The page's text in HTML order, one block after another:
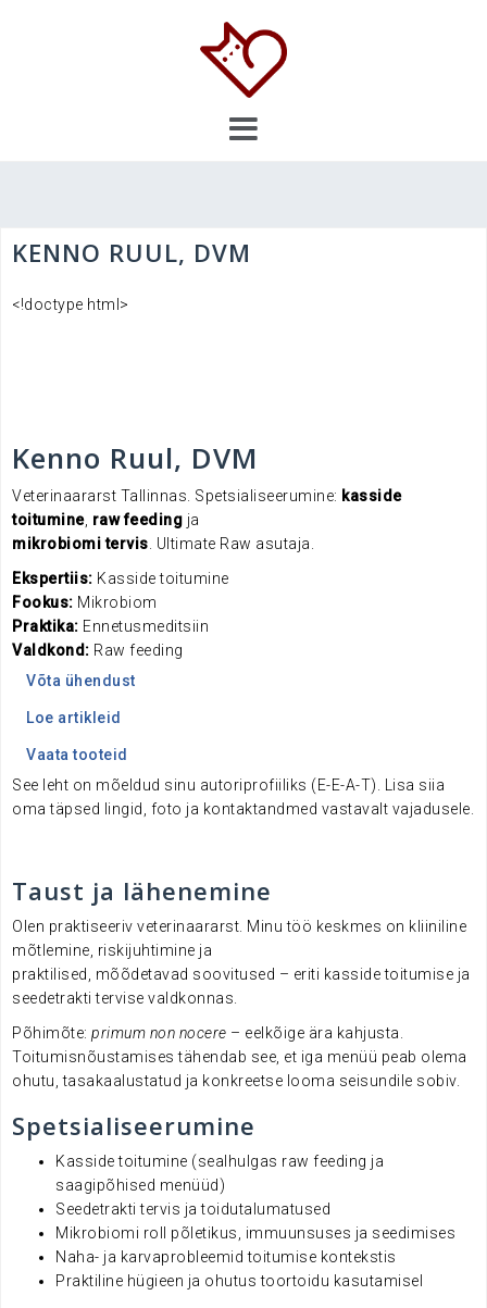
KENNO RUUL, DVM
<!doctype html>
Kenno Ruul, DVM
Veterinaararst Tallinnas. Spetsialiseerumine: kasside
toitumine, raw feeding ja
mikrobiomi tervis . Ultimate Raw asutaja.
Ekspertiis: Kasside toitumine
Fookus: Mikrobiom
Praktika: Ennetusmeditsiin
Valdkond: Raw feeding
Võta ühendust
Loe artikleid
Vaata tooteid
See leht on mõeldud sinu autoriprofiiliks (E-E-A-T). Lisa siia
oma täpsed lingid, foto ja kontaktandmed vastavalt vajadusele.
Taust ja lähenemine
Olen praktiseeriv veterinaararst. Minu töö keskmes on kliiniline
mõtlemine, riskijuhtimine ja
praktilised, mõõdetavad soovitused – eriti kasside toitumise ja
seedetrakti tervise valdkonnas.
Põhimõte: primum non nocere – eelkõige ära kahjusta.
Toitumisnõustamises tähendab see, et iga menüü peab olema
ohutu, tasakaalustatud ja konkreetse looma seisundile sobiv.
Spetsialiseerumine
Kasside toitumine (sealhulgas raw feeding ja
saagipõhised menüüd)
Seedetrakti tervis ja toidutalumatused
Mikrobiomi roll põletikus, immuunsuses ja seedimises
Naha- ja karvaprobleemid toitumise kontekstis
Praktiline hügieen ja ohutus toortoidu kasutamisel